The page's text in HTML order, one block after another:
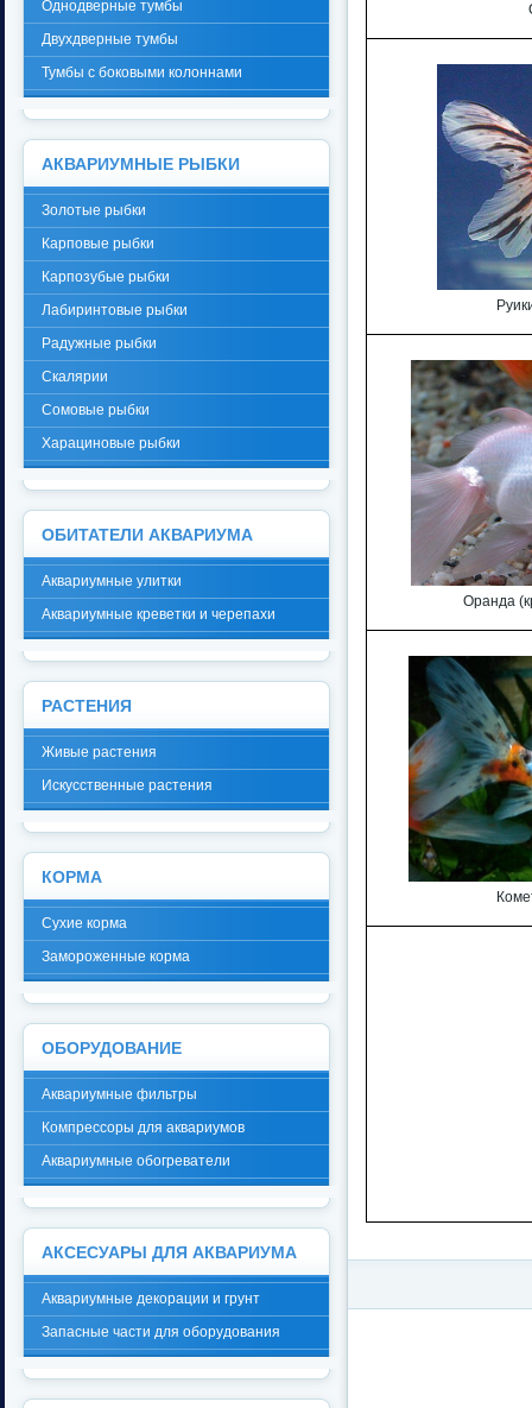
Оранда
Однодверные тумбы
Двухдверные тумбы
Тумбы с боковыми колоннами
АКВАРИУМНЫЕ РЫБКИ
Золотые рыбки
Карповые рыбки
Карпозубые рыбки
Лабиринтовые рыбки
Радужные рыбки
Скалярии
Сомовые рыбки
Харациновые рыбки
ОБИТАТЕЛИ АКВАРИУМА
Аквариумные улитки
Аквариумные креветки и черепахи
РАСТЕНИЯ
Живые растения
Искусственные растения
КОРМА
Сухие корма
Замороженные корма
ОБОРУДОВАНИЕ
Аквариумные фильтры
Компрессоры для аквариумов
Аквариумные обогреватели
АКСЕСУАРЫ ДЛЯ АКВАРИУМА
Аквариумные декорации и грунт
Запасные части для оборудования